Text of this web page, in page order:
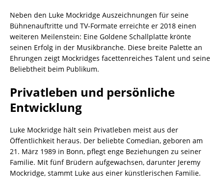
Neben den Luke Mockridge Auszeichnungen für seine
Bühnenauftritte und TV-Formate erreichte er 2018 einen
weiteren Meilenstein: Eine Goldene Schallplatte krönte
seinen Erfolg in der Musikbranche. Diese breite Palette an
Ehrungen zeigt Mockridges facettenreiches Talent und seine
Beliebtheit beim Publikum.
Privatleben und persönliche
Entwicklung
Luke Mockridge hält sein Privatleben meist aus der
Öffentlichkeit heraus. Der beliebte Comedian, geboren am
21. März 1989 in Bonn, pflegt enge Beziehungen zu seiner
Familie. Mit fünf Brüdern aufgewachsen, darunter Jeremy
Mockridge, stammt Luke aus einer künstlerischen Familie.